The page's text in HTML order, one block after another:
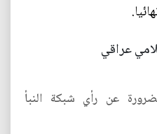
عراقي
عن رأي شبكة النبأ